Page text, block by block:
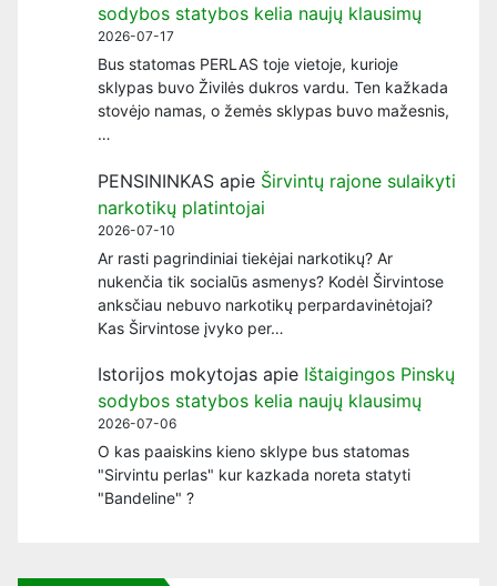
sodybos statybos kelia naujų klausimų
2026-07-17
Bus statomas PERLAS toje vietoje, kurioje
sklypas buvo Živilės dukros vardu. Ten kažkada
stovėjo namas, o žemės sklypas buvo mažesnis,
…
PENSININKAS apie Širvintų rajone sulaikyti
narkotikų platintojai
2026-07-10
Ar rasti pagrindiniai tiekėjai narkotikų? Ar
nukenčia tik socialūs asmenys? Kodėl Širvintose
anksčiau nebuvo narkotikų perpardavinėtojai?
Kas Širvintose įvyko per…
Istorijos mokytojas apie Ištaigingos Pinskų
sodybos statybos kelia naujų klausimų
2026-07-06
O kas paaiskins kieno sklype bus statomas
"Sirvintu perlas" kur kazkada noreta statyti
"Bandeline" ?